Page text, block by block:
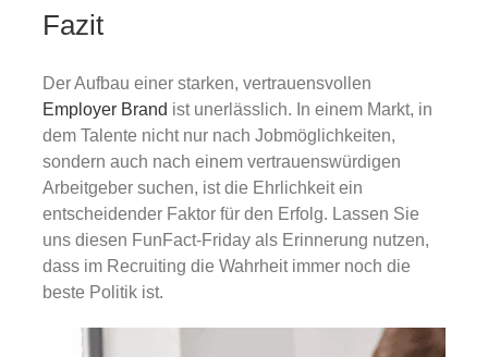
Fazit
Der Aufbau einer starken, vertrauensvollen
Employer Brand ist unerlässlich. In einem Markt, in
dem Talente nicht nur nach Jobmöglichkeiten,
sondern auch nach einem vertrauenswürdigen
Arbeitgeber suchen, ist die Ehrlichkeit ein
entscheidender Faktor für den Erfolg. Lassen Sie
uns diesen FunFact-Friday als Erinnerung nutzen,
dass im Recruiting die Wahrheit immer noch die
beste Politik ist.